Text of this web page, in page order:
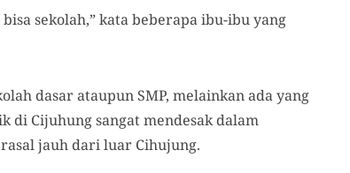
sekolah,” kata beberapa ibu-ibu yang
dasar ataupun SMP, melainkan ada yang
di Cijuhung sangat mendesak dalam
jauh dari luar Cihujung.